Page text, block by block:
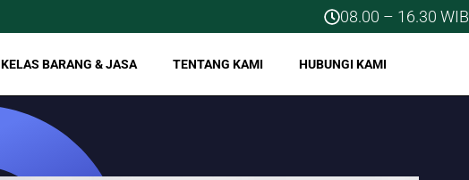
08.00 – 16.30 WIB
KELAS BARANG & JASA TENTANG KAMI HUBUNGI KAMI